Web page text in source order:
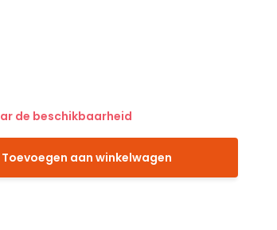
de beschikbaarheid
Toevoegen aan winkelwagen